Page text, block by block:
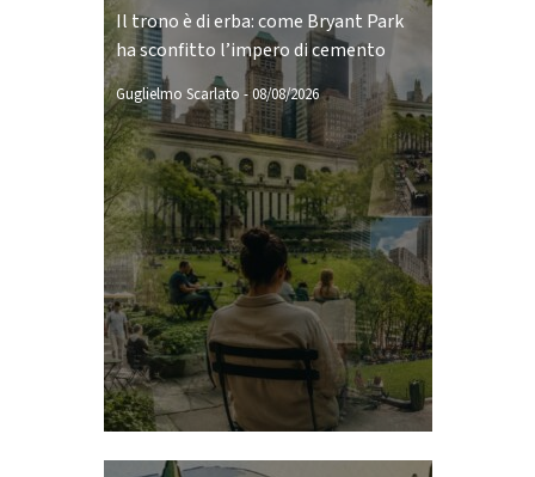
Il trono è di erba: come Bryant Park
ha sconfitto l’impero di cemento
Guglielmo Scarlato -08/08/2026